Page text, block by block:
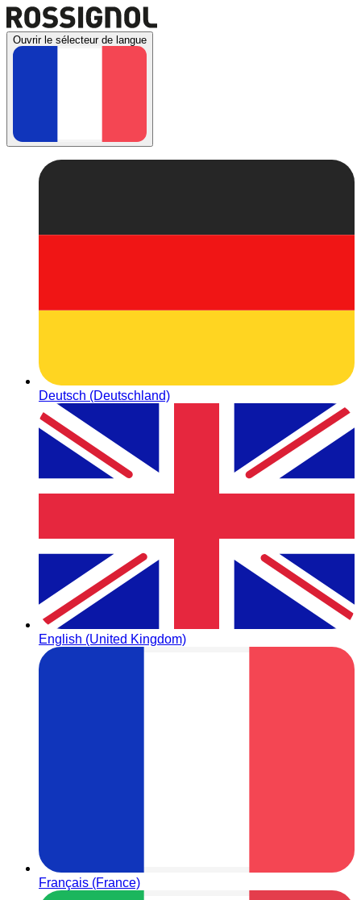
Ouvrir le sélecteur de langue
Deutsch (Deutschland)
English (United Kingdom)
Français (France)